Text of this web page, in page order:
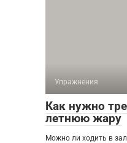
Упражнения
Как нужно
летнюю жару
Можно ли ходить в